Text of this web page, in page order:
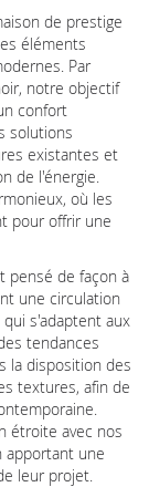
de prestige
éléments
Par
notre objectif
confort
solutions
existantes et
de l'énergie.
où les
pour offrir une
pensé de façon à
une circulation
s'adaptent aux
tendances
la disposition des
textures, afin de
étroite avec nos
une
leur projet.